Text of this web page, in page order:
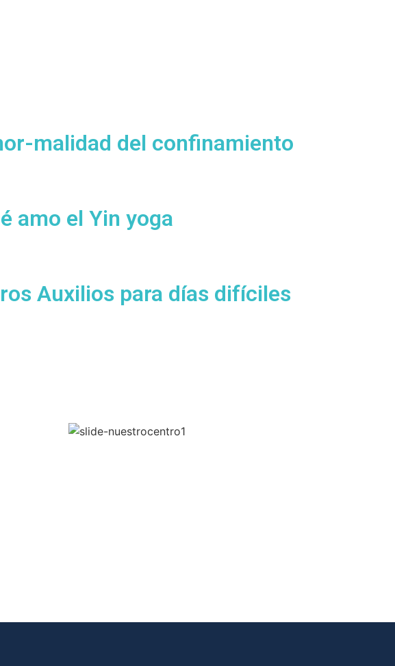
malidad del confinamiento
amo el Yin yoga
Auxilios para días difíciles